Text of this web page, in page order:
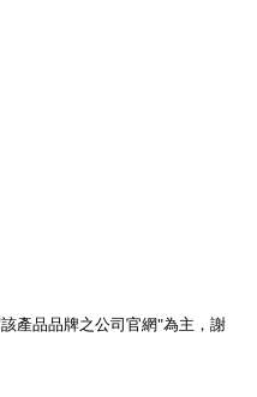
產品品牌之公司官網"為主，謝